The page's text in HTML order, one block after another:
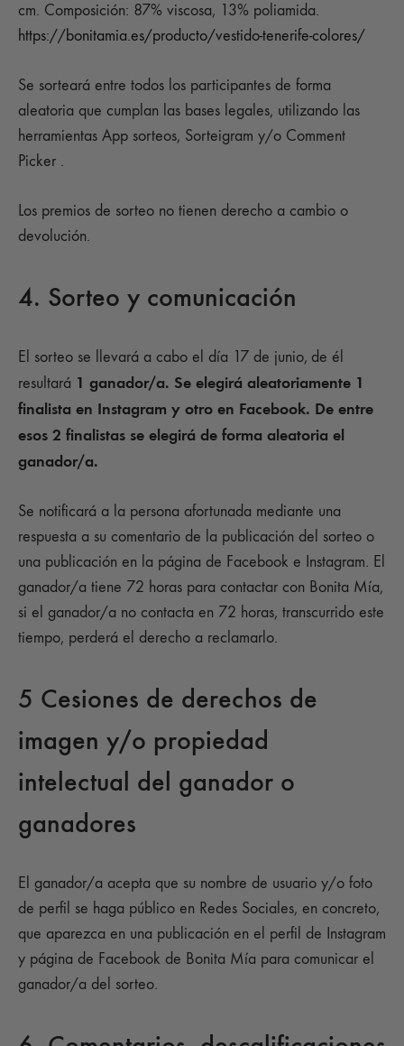
cm. Composición: 87% viscosa, 13% poliamida.
https://bonitamia.es/producto/vestido-tenerife-colores/
Se sorteará entre todos los participantes de forma
aleatoria que cumplan las bases legales, utilizando las
herramientas App sorteos, Sorteigram y/o Comment
Picker .
Los premios de sorteo no tienen derecho a cambio o
devolución.
4. Sorteo y comunicación
El sorteo se llevará a cabo el día 17 de junio, de él
resultará 1 ganador/a. Se elegirá aleatoriamente 1
finalista en Instagram y otro en Facebook. De entre
esos 2 finalistas se elegirá de forma aleatoria el
ganador/a.
Se notificará a la persona afortunada mediante una
respuesta a su comentario de la publicación del sorteo o
una publicación en la página de Facebook e Instagram. El
ganador/a tiene 72 horas para contactar con Bonita Mía,
si el ganador/a no contacta en 72 horas, transcurrido este
tiempo, perderá el derecho a reclamarlo.
5 Cesiones de derechos de
imagen y/o propiedad
intelectual del ganador o
ganadores
El ganador/a acepta que su nombre de usuario y/o foto
de perfil se haga público en Redes Sociales, en concreto,
que aparezca en una publicación en el perfil de Instagram
y página de Facebook de Bonita Mía para comunicar el
ganador/a del sorteo.